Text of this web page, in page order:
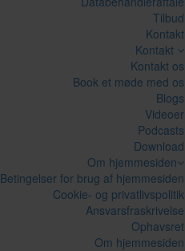
Tilbud
Kontakt
Kontakt
Kontakt os
Book et møde med os
Blogs
Videoer
Podcasts
Download
Om hjemmesiden
Betingelser for brug af hjemmesiden
Cookie- og privatlivspolitik
Ansvarsfraskrivelse
Ophavsret
Om hjemmesiden